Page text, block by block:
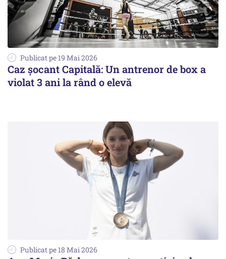
Publicat pe 19 Mai 2026
Caz șocant Capitală: Un antrenor de box a
violat 3 ani la rând o elevă
Publicat pe 18 Mai 2026